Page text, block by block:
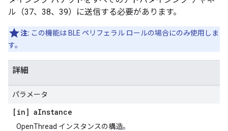
ル（37、38、39）に送信する必要があります。
注: この機能は BLE ペリフェラル ロールの場合にのみ使用しま
す。
詳細
パラメータ
[in] aInstance
OpenThread インスタンスの構造。